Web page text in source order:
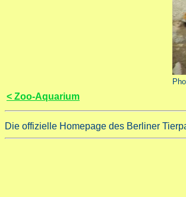
< Zoo-Aquarium
Die offizielle Homepage des Berliner